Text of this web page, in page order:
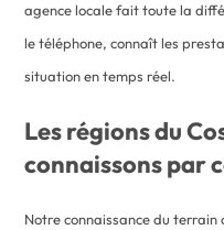
agence locale fait toute la
le téléphone, connaît les
situation en temps réel.
Les régions du
connaissons par
Notre connaissance du terrain